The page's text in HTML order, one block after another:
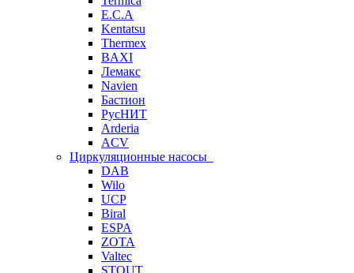
E.C.A
Kentatsu
Thermex
BAXI
Лемакс
Navien
Бастион
РусНИТ
Arderia
ACV
Циркуляционные насосы
DAB
Wilo
UCP
Biral
ESPA
ZOTA
Valtec
STOUT